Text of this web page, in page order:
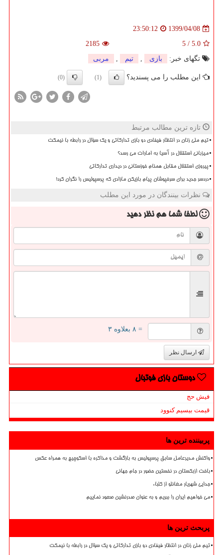
1399/04/08
23:50:12
5.0
/
5
2185
تگهای خبر:
بازی , تیم , مربی
این مطلب را می پسندید؟ (1)
(0)
تازه ترین مطالب مرتبط
تیم ملی زنان در انتظار فیفادی دو بازی تدارکاتی و یک سؤال در رابطه با نیمکت
میزبانی استقلال در آسیا به امارات می رسد؟
پیروزی استقلال مقابل همنام خوزستانی در دیداری تدارکاتی
دردسر جدید برای سرخپوشان پیام بازیکن مازادی که پرسپولیس را نگران کرد!
نظرات بینندگان در مورد این مطلب
لطفا شما همنظر دهید
= ۸ بعلاوه ۳
ارسال نظر
دوستان بازی فوتبال
فیش حج
قیمت بیسیم کنوود
پربیننده ترین ها
واکنش مدیرعامل سابق پرسپولیس به بازگشت و مذاکره با اسکوچیچ به همراه عکس
باخت ازبکستان در نخستین حضور در جام جهانی
جدایی شهریار مغانلو از کلباء
می خواهیم ایران را ببریم و به عنوان صدرنشین صعود نماییم
پربحث ترین ها
تیم ملی زنان در انتظار فیفادی دو بازی تدارکاتی و یک سؤال در رابطه با نیمکت